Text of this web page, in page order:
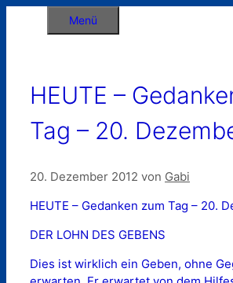
Menü
HEUTE –
Tag – 20.
20. Dezember 2012 von Gabi
HEUTE – Gedanken zum Tag – 20.
DER LOHN DES GEBENS
Dies ist wirklich ein Geben, ohne